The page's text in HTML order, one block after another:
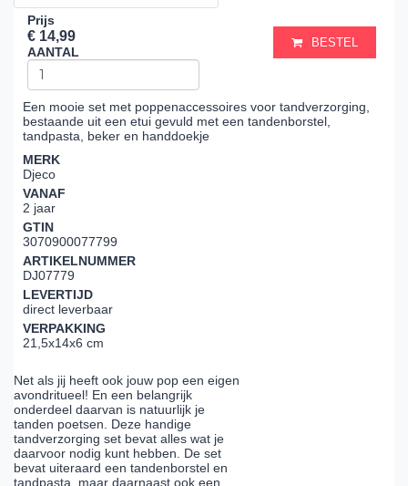
Prijs
€ 14,99
AANTAL
BESTEL
Een mooie set met poppenaccessoires voor tandverzorging,
bestaande uit een etui gevuld met een tandenborstel,
tandpasta, beker en handdoekje
MERK
Djeco
VANAF
2 jaar
GTIN
3070900077799
ARTIKELNUMMER
DJ07779
LEVERTIJD
direct leverbaar
VERPAKKING
21,5x14x6 cm
Net als jij heeft ook jouw pop een eigen
avondritueel! En een belangrijk
onderdeel daarvan is natuurlijk je
tanden poetsen. Deze handige
tandverzorging set bevat alles wat je
daarvoor nodig kunt hebben. De set
bevat uiteraard een tandenborstel en
tandpasta, maar daarnaast ook een